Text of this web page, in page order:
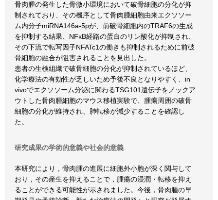
骨肉腫の発生した骨微小環境において破骨細胞の分化が抑
制されており、その機序として骨肉腫細胞由来エクソソー
ム内分子miRNA146a-5pが、前破骨細胞内のTRAF6の生成
を抑制する結果、NFκB経路の蛋白のリン酸化が抑制され、
その下流で転写因子NFATc1の働きも抑制されるために前破
骨細胞の融合が阻害されることを見出した。
患者の生検組織で破骨細胞の分化が抑制されているほど、
化学療法の有効性が乏しいため予後不良となりやすく、in
vivoでエクソソーム分泌に関わるTSG101遺伝子をノックア
ウトした骨肉腫細胞のマウス移植実験で、腫瘍周囲の破骨
細胞の分化が維持され、肺転移が減少することを確認し
た。
研究成果の学術的意義や社会的意義
本研究により，骨肉腫の進展に細胞外小胞が深く関与して
おり，その産生を抑えることで，腫瘍の浸潤・転移を抑え
ることができる可能性が示されました。今後，骨肉腫の早